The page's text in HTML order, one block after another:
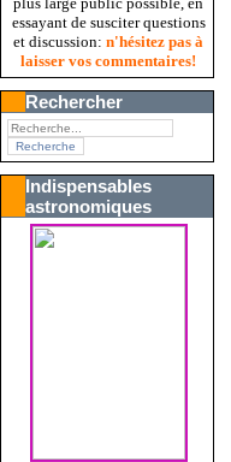
essayant de susciter questions
et discussion: n'hésitez pas à
laisser vos commentaires!
Rechercher
Indispensables
astronomiques